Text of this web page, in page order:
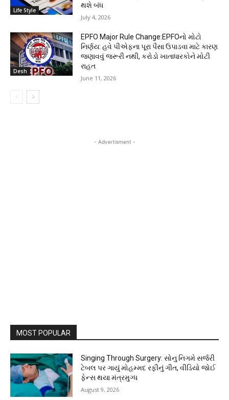
Life Style
થશે બંધ
July 4, 2026
Desh
EPFO Major Rule Change:EPFOનો મોટો
નિર્ણય: હવે પીએફના પૂરા પૈસા ઉપાડવા માટે કારણ
જણાવવું જરૂરી નથી, કરોડો ખાતાધારકોને મોટી
રાહત
June 11, 2026
- Advertisment -
MOST POPULAR
Singing Through Surgery: સોનુ નિગમે સર્જરી
ટેબલ પર ગાયું મોહમ્મદ રફીનું ગીત, વીડિયો જોઈ
ફેન્સ થયા મંત્રમુગ્ધ
August 9, 2026